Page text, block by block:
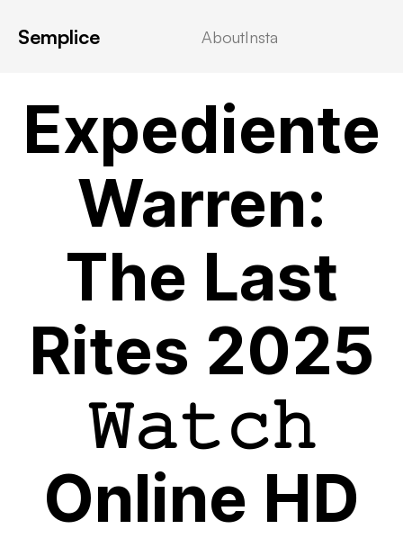
Semplice AboutInsta
Expediente
Warren:
The Last
Rites 2025
𝚆𝚊𝚝𝚌𝚑
Online HD